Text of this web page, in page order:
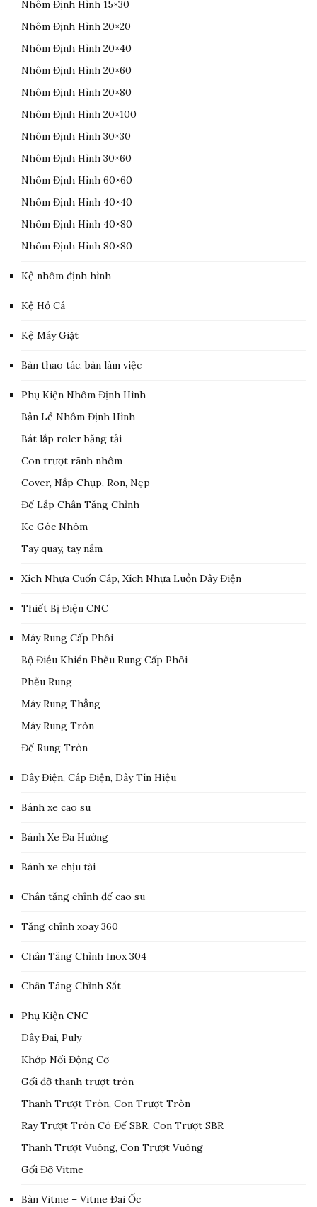
Nhôm Định Hình 15×30
Nhôm Định Hình 20×20
Nhôm Định Hình 20×40
Nhôm Định Hình 20×60
Nhôm Định Hình 20×80
Nhôm Định Hình 20×100
Nhôm Định Hình 30×30
Nhôm Định Hình 30×60
Nhôm Định Hình 60×60
Nhôm Định Hình 40×40
Nhôm Định Hình 40×80
Nhôm Định Hình 80×80
Kệ nhôm định hình
Kệ Hồ Cá
Kệ Máy Giặt
Bàn thao tác, bàn làm việc
Phụ Kiện Nhôm Định Hình
Bản Lề Nhôm Định Hình
Bát lắp roler băng tải
Con trượt rãnh nhôm
Cover, Nắp Chụp, Ron, Nẹp
Đế Lắp Chân Tăng Chỉnh
Ke Góc Nhôm
Tay quay, tay nắm
Xích Nhựa Cuốn Cáp, Xích Nhựa Luồn Dây Điện
Thiết Bị Điện CNC
Máy Rung Cấp Phôi
Bộ Điều Khiển Phễu Rung Cấp Phôi
Phễu Rung
Máy Rung Thẳng
Máy Rung Tròn
Đế Rung Tròn
Dây Điện, Cáp Điện, Dây Tín Hiệu
Bánh xe cao su
Bánh Xe Đa Hướng
Bánh xe chịu tải
Chân tăng chỉnh đế cao su
Tăng chỉnh xoay 360
Chân Tăng Chỉnh Inox 304
Chân Tăng Chỉnh Sắt
Phụ Kiện CNC
Dây Đai, Puly
Khớp Nối Động Cơ
Gối đỡ thanh trượt tròn
Thanh Trượt Tròn, Con Trượt Tròn
Ray Trượt Tròn Có Đế SBR, Con Trượt SBR
Thanh Trượt Vuông, Con Trượt Vuông
Gối Đỡ Vitme
Bàn Vitme – Vitme Đai Ốc